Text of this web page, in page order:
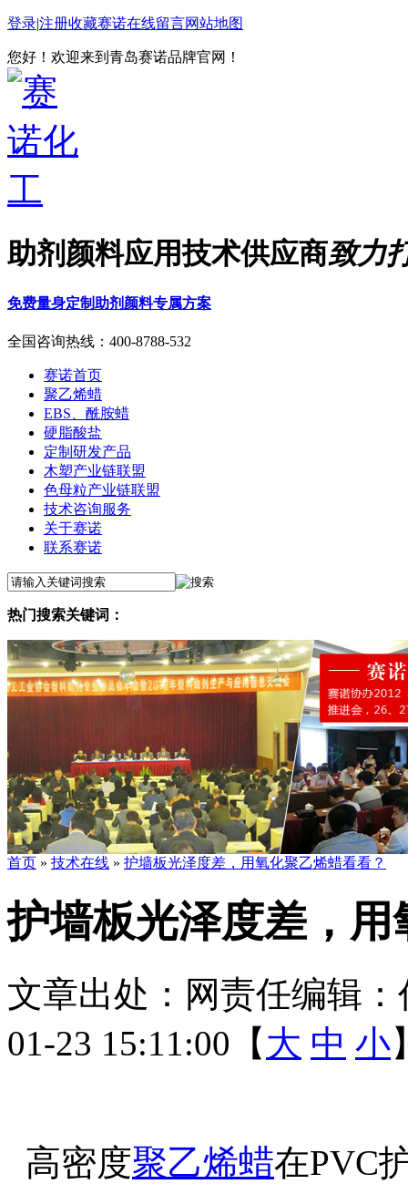
登录|注册收藏赛诺在线留言网站地图
您好！欢迎来到青岛赛诺品牌官网！
助剂颜料应用技术供应商致力
免费量身定制助剂颜料专属方案
全国咨询热线： 400-8788-532
赛诺首页
聚乙烯蜡
EBS、酰胺蜡
硬脂酸盐
定制研发产品
木塑产业链联盟
色母粒产业链联盟
技术咨询服务
关于赛诺
联系赛诺
热门搜索关键词：
首页 » 技术在线 » 护墙板光泽度差，用氧化聚乙烯蜡看看？
护墙板光泽度差，
文章出处： 网责任编辑：
01-23 15:11:00【 大 中 小
高密度聚乙烯蜡在PVC